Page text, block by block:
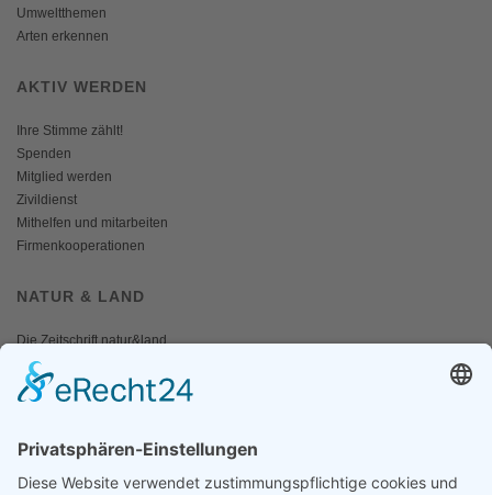
Umweltthemen
Arten erkennen
AKTIV WERDEN
Ihre Stimme zählt!
Spenden
Mitglied werden
Zivildienst
Mithelfen und mitarbeiten
Firmenkooperationen
NATUR & LAND
Die Zeitschrift natur&land
Archiv
Mediadaten
Fotos und Logos